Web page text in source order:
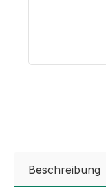
Beschreibung